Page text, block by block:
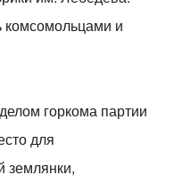
комсомольцами и
горкома партии
для
землянки,